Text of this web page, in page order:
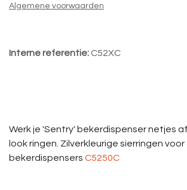
Algemene voorwaarden
Interne referentie: C52XC
Werk je 'Sentry' bekerdispenser netjes
look ringen. Zilverkleurige sierringen voor
bekerdispensers C5250C